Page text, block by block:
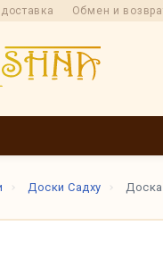
Обмен и
Доски Садху